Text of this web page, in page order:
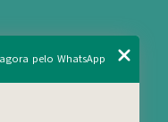
pelo WhatsApp